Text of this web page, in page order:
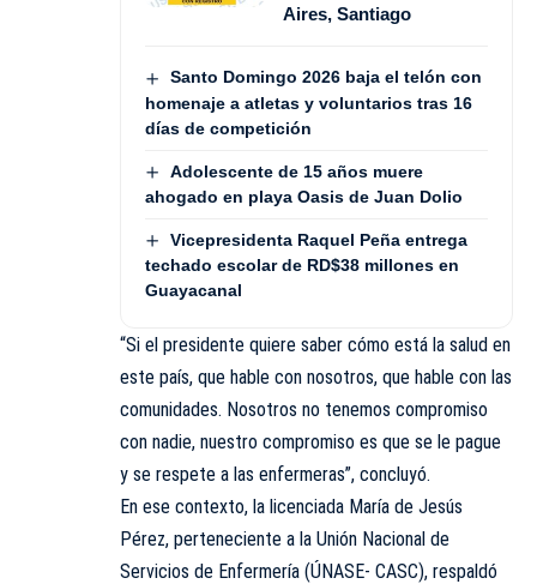
Aires, Santiago
Santo Domingo 2026 baja el telón con
homenaje a atletas y voluntarios tras 16
días de competición
Adolescente de 15 años muere
ahogado en playa Oasis de Juan Dolio
Vicepresidenta Raquel Peña entrega
techado escolar de RD$38 millones en
Guayacanal
“Si el presidente quiere saber cómo está la salud en
este país, que hable con nosotros, que hable con las
comunidades. Nosotros no tenemos compromiso
con nadie, nuestro compromiso es que se le pague
y se respete a las enfermeras”, concluyó.
En ese contexto, la licenciada María de Jesús
Pérez, perteneciente a la Unión Nacional de
Servicios de Enfermería (ÚNASE- CASC), respaldó